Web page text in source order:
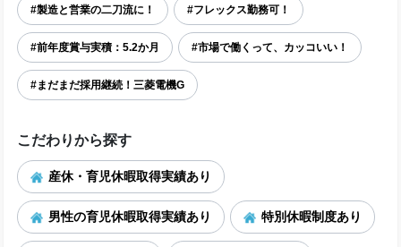
#製造と営業の二刀流に！ #フレックス勤務可！
#前年度賞与実積：5.2か月 #市場で働くって、カッコいい！
#まだまだ採用継続！三菱電機G
こだわりから探す
産休・育児休暇取得実績あり
男性の育児休暇取得実績あり 特別休暇制度あり